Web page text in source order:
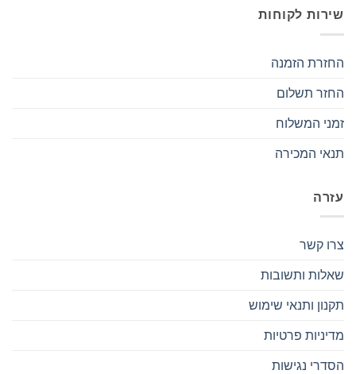
שירות לקוחות
החזרת הזמנה
החזר תשלום
זמני המשלוח
תנאי המכירה
עזרה
צרו קשר
שאלות ותשובות
תקנון ותנאי שימוש
מדיניות פרטיות
הסדרי נגישות